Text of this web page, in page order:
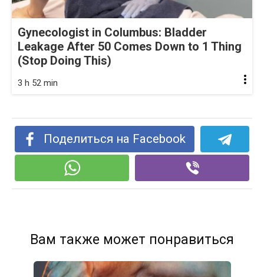
Gynecologist in Columbus: Bladder
Leakage After 50 Comes Down to 1 Thing
(Stop Doing This)
3 h 52 min
Поделиться на Facebook
Вам также может понравиться